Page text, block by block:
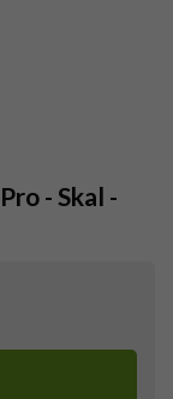
- Skal -